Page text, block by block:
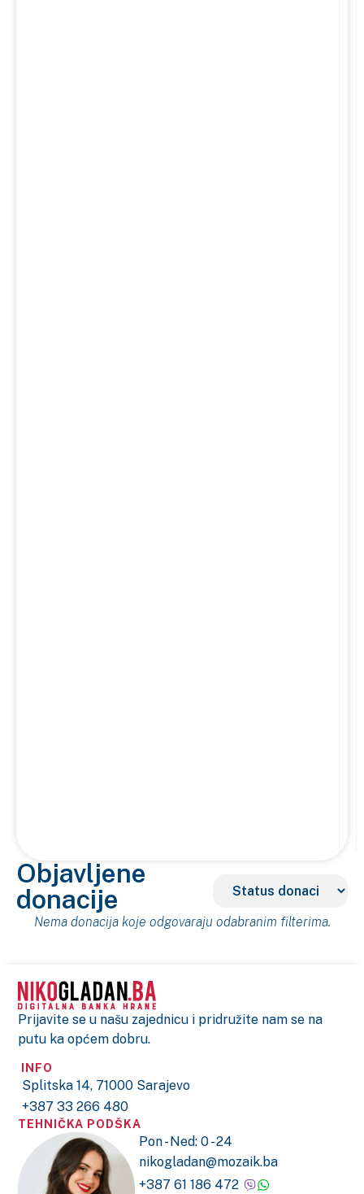
Objavljene
donacije
Nema donacija koje odgovaraju odabranim filterima.
Prijavite se u našu zajednicu i pridružite nam se na
putu ka općem dobru.
INFO
Splitska 14, 71000 Sarajevo
+387 33 266 480
TEHNIČKA PODŠKA
Pon - Ned: 0 - 24
nikogladan@mozaik.ba
+387 61 186 472